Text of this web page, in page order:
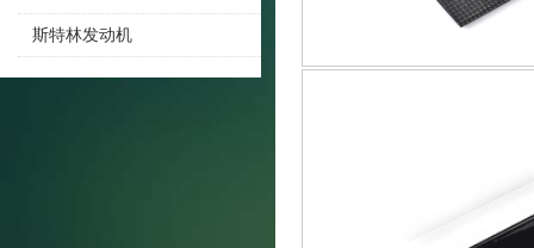
斯特林发动机